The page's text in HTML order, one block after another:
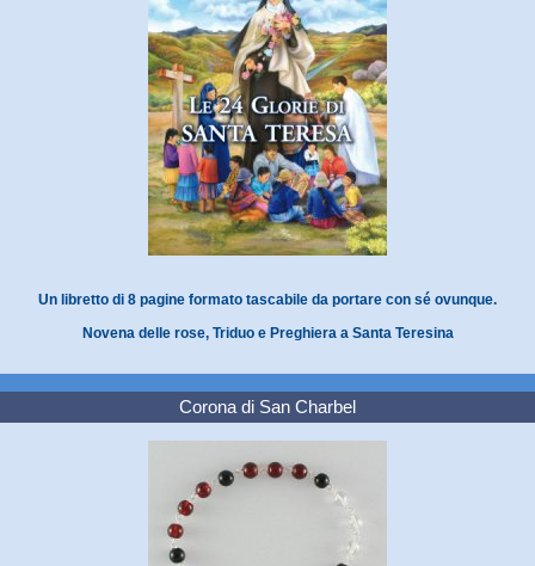
Un libretto di 8 pagine formato tascabile da portare con sé ovunque.
Novena delle rose, Triduo e Preghiera a Santa Teresina
Corona di San Charbel